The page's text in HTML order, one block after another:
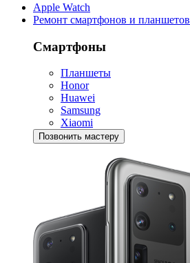
Apple Watch
Ремонт смартфонов и планшетов
Смартфоны
Планшеты
Honor
Huawei
Samsung
Xiaomi
Позвонить мастеру